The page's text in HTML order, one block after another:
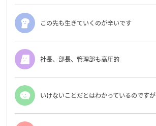
この先も生きていくのが辛いです
社長、部長、管理部も高圧的
いけないことだとはわかっているのです